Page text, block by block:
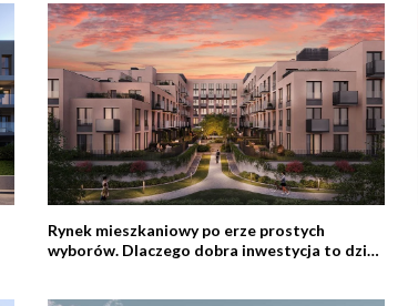
Rynek mieszkaniowy po erze prostych
wyborów. Dlaczego dobra inwestycja to dziś